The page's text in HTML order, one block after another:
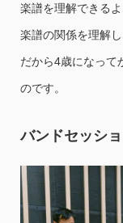
楽譜を理解できる
楽譜の関係を理解
だから4歳になって
のです。
バンドセッシ